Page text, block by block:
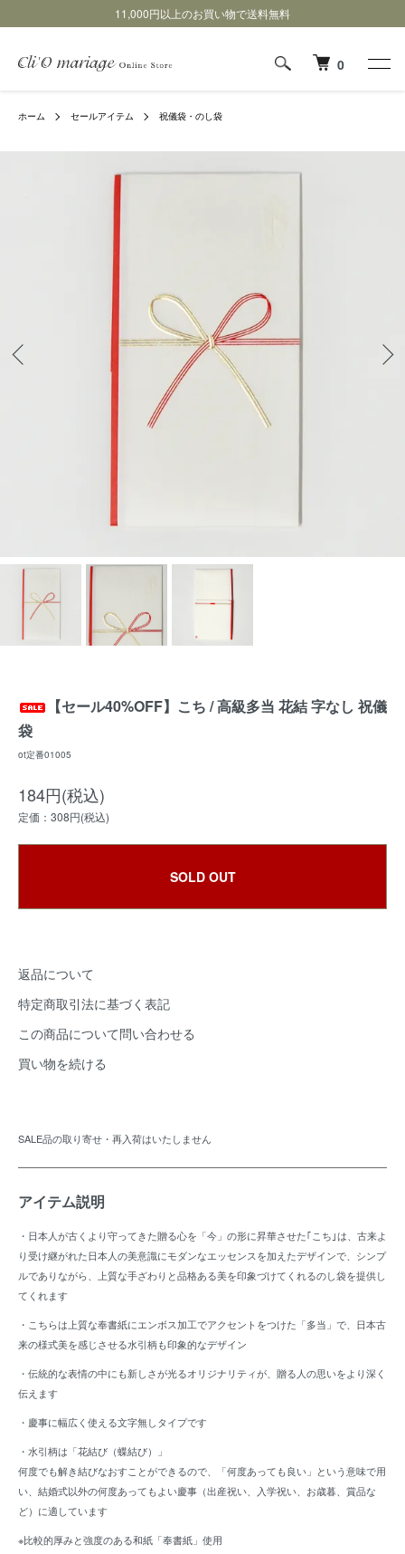
11,000円以上のお買い物で送料無料
0
ホーム セールアイテム 祝儀袋・のし袋
【セール40%OFF】こち / 高級多当 花結 字なし 祝儀
袋
ot定番01005
184円(税込)
定価：308円(税込)
SOLD OUT
返品について
特定商取引法に基づく表記
この商品について問い合わせる
買い物を続ける
SALE品の取り寄せ・再入荷はいたしません
アイテム説明
・日本人が古くより守ってきた贈る心を「今」の形に昇華させた｢こち｣は、古来よ
り受け継がれた日本人の美意識にモダンなエッセンスを加えたデザインで、シンプ
ルでありながら、上質な手ざわりと品格ある美を印象づけてくれるのし袋を提供し
てくれます
・こちらは上質な奉書紙にエンボス加工でアクセントをつけた「多当」で、日本古
来の様式美を感じさせる水引柄も印象的なデザイン
・伝統的な表情の中にも新しさが光るオリジナリティが、贈る人の思いをより深く
伝えます
・慶事に幅広く使える文字無しタイプです
・水引柄は「花結び（蝶結び）」
何度でも解き結びなおすことができるので、「何度あっても良い」という意味で用
い、結婚式以外の何度あってもよい慶事（出産祝い、入学祝い、お歳暮、賞品な
ど）に適しています
※比較的厚みと強度のある和紙「奉書紙」使用